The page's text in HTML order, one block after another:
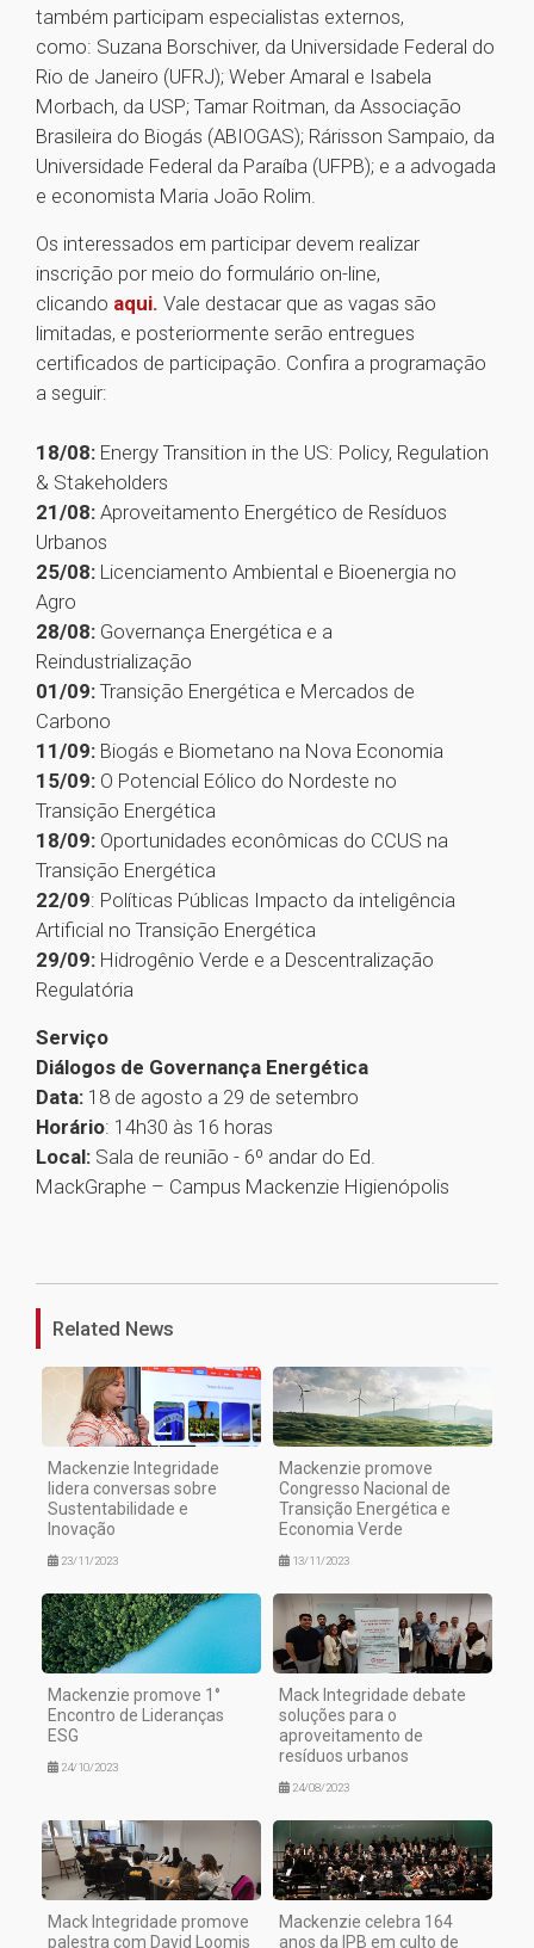
também participam especialistas externos,
como: Suzana Borschiver, da Universidade Federal do
Rio de Janeiro (UFRJ); Weber Amaral e Isabela
Morbach, da USP; Tamar Roitman, da Associação
Brasileira do Biogás (ABIOGAS); Rárisson Sampaio, da
Universidade Federal da Paraíba (UFPB); e a advogada
e economista Maria João Rolim.
Os interessados em participar devem realizar
inscrição por meio do formulário on-line,
clicando aqui. Vale destacar que as vagas são
limitadas, e posteriormente serão entregues
certificados de participação. Confira a programação
a seguir:
18/08: Energy Transition in the US: Policy, Regulation
& Stakeholders
21/08: Aproveitamento Energético de Resíduos
Urbanos
25/08: Licenciamento Ambiental e Bioenergia no
Agro
28/08: Governança Energética e a
Reindustrialização
01/09: Transição Energética e Mercados de
Carbono
11/09: Biogás e Biometano na Nova Economia
15/09: O Potencial Eólico do Nordeste no
Transição Energética
18/09: Oportunidades econômicas do CCUS na
Transição Energética
22/09: Políticas Públicas Impacto da inteligência
Artificial no Transição Energética
29/09: Hidrogênio Verde e a Descentralização
Regulatória
Serviço
Diálogos de Governança Energética
Data: 18 de agosto a 29 de setembro
Horário: 14h30 às 16 horas
Local: Sala de reunião - 6º andar do Ed.
MackGraphe – Campus Mackenzie Higienópolis
Related News
Mackenzie Integridade
lidera conversas sobre
Sustentabilidade e
Inovação
23/11/2023
Mackenzie promove
Congresso Nacional de
Transição Energética e
Economia Verde
13/11/2023
Mackenzie promove 1°
Encontro de Lideranças
ESG
24/10/2023
Mack Integridade debate
soluções para o
aproveitamento de
resíduos urbanos
24/08/2023
Mack Integridade promove
palestra com David Loomis
Mackenzie celebra 164
anos da IPB em culto de